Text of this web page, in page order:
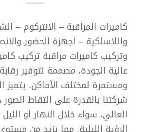
كاميرات المراقبة – الانتركوم –
واللاسلكية – اجهزة الحضور
وتركيب كاميرات مراقبة تركيب
عالية الجودة، مصممة لتوفير
ومستمرة لمختلف الأماكن. يتميز
شركتنا بالقدرة على التقاط
العالي، سواء خلال النهار أو